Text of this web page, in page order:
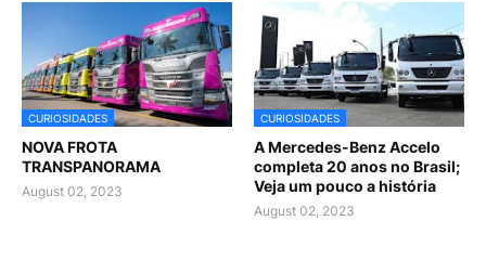
CURIOSIDADES
NOVA FROTA
TRANSPANORAMA
August 02, 2023
CURIOSIDADES
A Mercedes-Benz Accelo
completa 20 anos no Brasil;
Veja um pouco a história
August 02, 2023